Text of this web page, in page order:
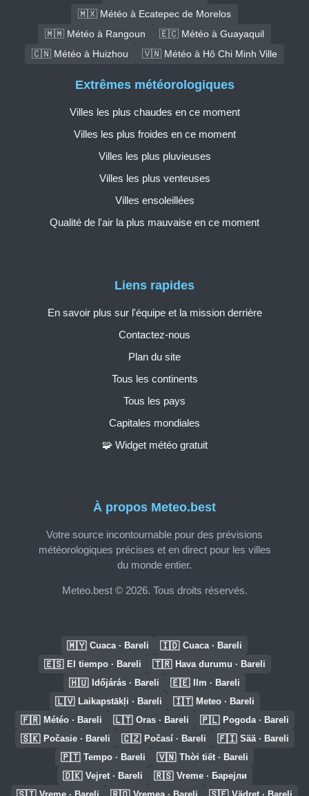
🇲🇽 Météo à Ecatepec de Morelos
🇲🇲 Météo à Rangoun
🇪🇨 Météo à Guayaquil
🇨🇳 Météo à Huizhou
🇻🇳 Météo à Hô Chi Minh Ville
À propos Meteo.best
Votre source incontournable pour des prévisions
météorologiques précises et en direct pour les villes
du monde entier.
Meteo.best © 2026. Tous droits réservés.
Liens rapides
En savoir plus sur l'équipe et la mission derrière
Contactez-nous
Plan du site
Tous les continents
Tous les pays
Capitales mondiales
🧩 Widget météo gratuit
Extrêmes météorologiques
Villes les plus chaudes en ce moment
Villes les plus froides en ce moment
Villes les plus pluvieuses
Villes les plus venteuses
Villes ensoleillées
Qualité de l'air la plus mauvaise en ce moment
🇲🇾 Cuaca · Bareli 🇮🇩 Cuaca · Bareli
🇪🇸 El tiempo · Bareli 🇹🇷 Hava durumu · Bareli
🇭🇺 Időjárás · Bareli 🇪🇪 Ilm · Bareli
🇱🇻 Laikapstākļi · Bareli 🇮🇹 Meteo · Bareli
🇫🇷 Météo · Bareli 🇱🇹 Oras · Bareli 🇵🇱 Pogoda · Bareli
🇸🇰 Počasie · Bareli 🇨🇿 Počasí · Bareli 🇫🇮 Sää · Bareli
🇵🇹 Tempo · Bareli 🇻🇳 Thời tiết · Bareli
🇩🇰 Vejret · Bareli 🇷🇸 Vreme · Барејли